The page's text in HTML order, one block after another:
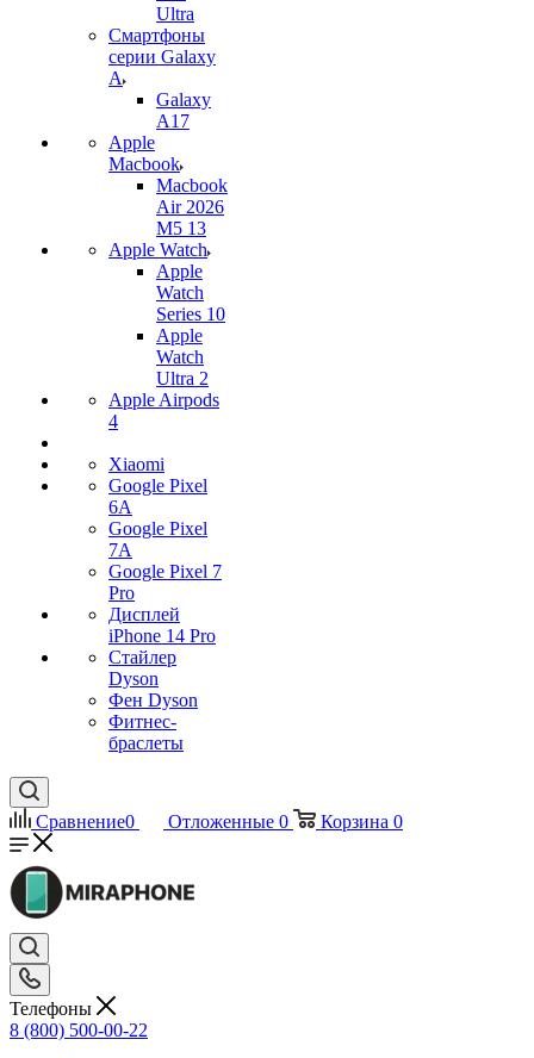
Ultra
Смартфоны
серии Galaxy
A
Galaxy
A17
Apple
Macbook
Macbook
Air 2026
M5 13
Apple Watch
Apple
Watch
Series 10
Apple
Watch
Ultra 2
Apple Airpods
4
Xiaomi
Google Pixel
6A
Google Pixel
7А
Google Pixel 7
Pro
Дисплей
iPhone 14 Pro
Стайлер
Dyson
Фен Dyson
Фитнес-
браслеты
Сравнение0 Отложенные 0 Корзина 0
Телефоны
8 (800) 500-00-22